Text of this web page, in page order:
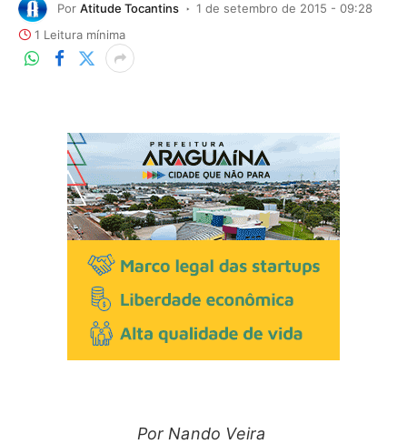
Por Atitude Tocantins
1 de setembro de 2015 - 09:28
1 Leitura mínima
Por Nando Veira